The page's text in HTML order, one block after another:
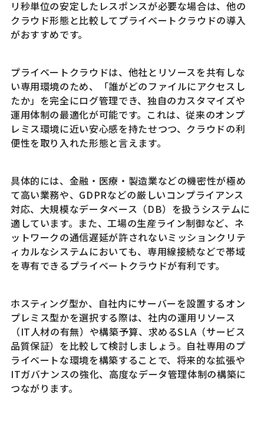
リ秒単位の安定したレスポンスが必要な場合は、他の
クラウド形態と比較してプライベートクラウドの導入
がおすすめです。
プライベートクラウドは、他社とリソースを共有しな
い専用環境のため、「誰がどのファイルにアクセスし
たか」を完全にログ管理でき、独自のカスタマイズや
運用体制の最適化が可能です。これは、従来のオンプ
レミス環境に近い安心感を持たせつつ、クラウドの利
便性を取り入れた形態と言えます。
具体的には、金融・医療・製造業などの機密性が極め
て高い業務や、GDPRなどの厳しいコンプライアンス
対応、大規模なデータベース（DB）を扱うシステムに
適しています。また、工場の生産ライン制御など、ネ
ットワークの通信遅延が許されないミッションクリテ
ィカルなシステムにおいても、専用線接続などで帯域
を専有できるプライベートクラウドが有利です。
ホスティング型か、自社内にサーバーを設置するオン
プレミス型かを選択する際は、社内の運用リソース
（IT人材の有無）や構築予算、求めるSLA（サービス
品質保証）を比較して検討しましょう。自社専用のプ
ライベートな環境を構築することで、将来的な拡張や
ITガバナンスの強化、高度なデータ管理体制の構築に
つながります。